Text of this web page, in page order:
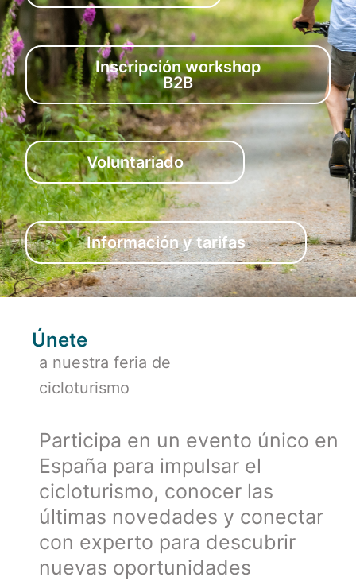
Inscripción workshop
B2B
Voluntariado
Información y tarifas
Únete
a nuestra feria de
cicloturismo
Participa en un evento único en
España para impulsar el
cicloturismo, conocer las
últimas novedades y conectar
con experto para descubrir
nuevas oportunidades